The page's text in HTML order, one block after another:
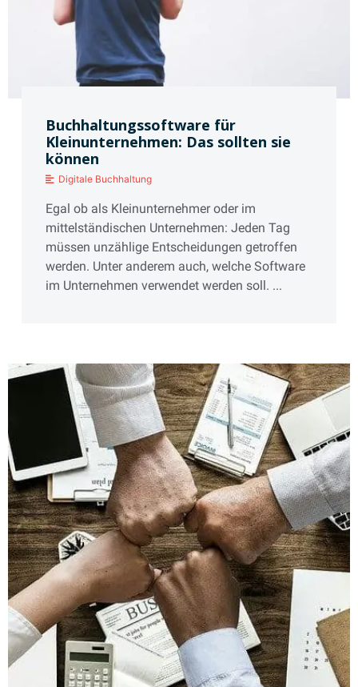
Buchhaltungssoftware für
Kleinunternehmen: Das sollten sie
können
Digitale Buchhaltung
Egal ob als Kleinunternehmer oder im
mittelständischen Unternehmen: Jeden Tag
müssen unzählige Entscheidungen getroffen
werden. Unter anderem auch, welche Software
im Unternehmen verwendet werden soll. ...